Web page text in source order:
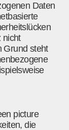
Daten
nicht
Grund steht
picture
die